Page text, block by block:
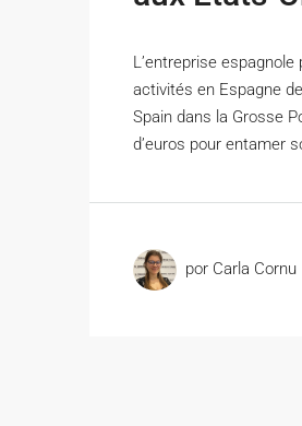
L’entreprise
activités en Espagne
Spain dans la Grosse
d’euros pour entamer
por Carla Cornu